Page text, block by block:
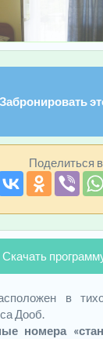
Забронировать
Поделиться
Скачать
в
Дооб.
номера